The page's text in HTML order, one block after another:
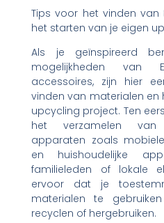
Tips voor het vinden van
het starten van je eigen
Als je geïnspireerd
mogelijkheden van
accessoires, zijn hier
vinden van materialen en
upcycling project. Ten
het verzamelen van
apparaten zoals
en huishoudelijke
familieleden of lokale
ervoor dat je
materialen te
recyclen of hergebruiken.